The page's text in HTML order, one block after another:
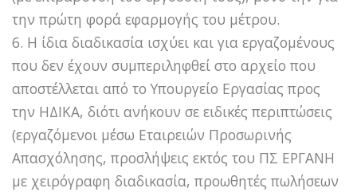
την πρώτη φορά εφαρμογής του μέτρου.
6. Η ίδια διαδικασία ισχύει και για εργαζομένους
που δεν έχουν συμπεριληφθεί στο αρχείο που
αποστέλλεται από το Υπουργείο Εργασίας προς
την ΗΔΙΚΑ, διότι ανήκουν σε ειδικές περιπτώσεις
(εργαζόμενοι μέσω Εταιρειών Προσωρινής
Απασχόλησης, προσλήψεις εκτός του ΠΣ ΕΡΓΑΝΗ
με χειρόγραφη διαδικασία, προωθητές πωλήσεων